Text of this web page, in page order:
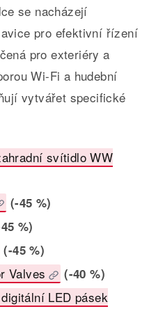
se nacházejí
pro efektivní řízení
pro exteriéry a
Wi-Fi a hudební
vytvářet specifické
svítidlo WW
(-45 %)
%)
(-45 %)
Valves (-40 %)
LED pásek